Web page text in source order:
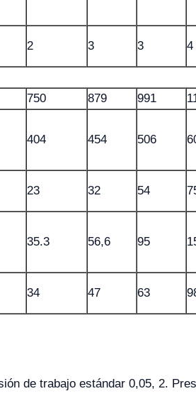
2 3 3 4
750 879 991
404 454 506
23 32 54
35.3 56,6 95
34 47 63
de trabajo estándar 0,05, 2.